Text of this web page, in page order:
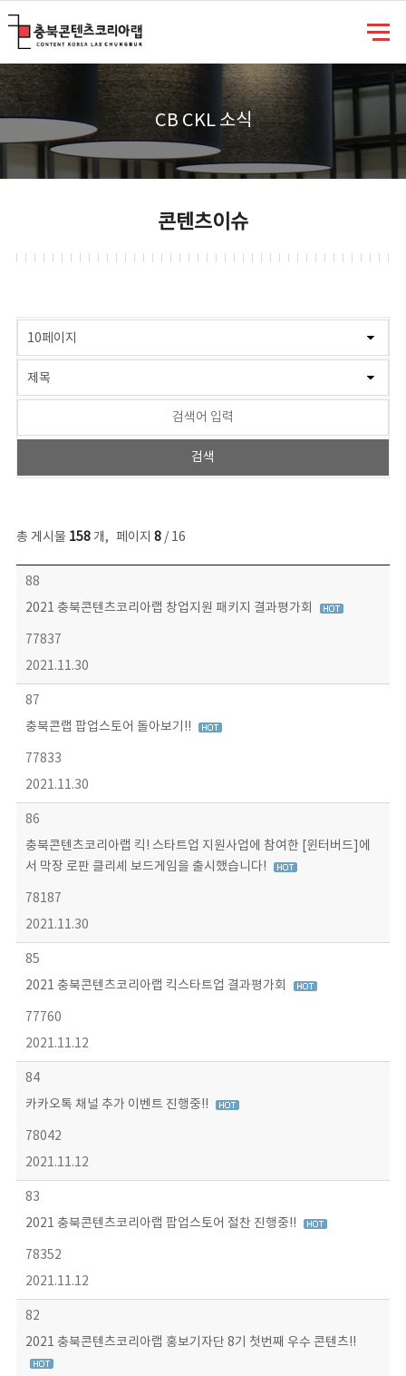
CB CKL 소식
콘텐츠이슈
총 게시물 158개, 페이지 8/ 16
콘텐츠이슈 목록 - 번호, 제목, 작성자, 파일, 조회수, 작성일 정보 제공
88
2021 충북콘텐츠코리아랩 창업지원 패키지 결과평가회
77837
2021.11.30
87
충북콘랩 팝업스토어 돌아보기!!
77833
2021.11.30
86
충북콘텐츠코리아랩 킥! 스타트업 지원사업에 참여한 [윈터버드]에
서 막장 로판 클리셰 보드게임을 출시했습니다!
78187
2021.11.30
85
2021 충북콘텐츠코리아랩 킥스타트업 결과평가회
77760
2021.11.12
84
카카오톡 채널 추가 이벤트 진행중!!
78042
2021.11.12
83
2021 충북콘텐츠코리아랩 팝업스토어 절찬 진행중!!
78352
2021.11.12
82
2021 충북콘텐츠코리아랩 홍보기자단 8기 첫번째 우수 콘텐츠!!